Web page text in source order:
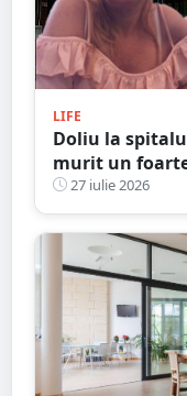
LIFE
Doliu la
murit un
27 iulie 2026